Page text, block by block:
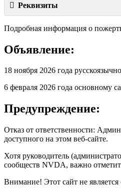
Реквизиты
Подробная информация о
Объявление:
18 ноября 2026 года
6 февраля 2026 года основному
Предупреждение:
Отказ от ответственности:
доступного на этом веб-сайте.
Хотя руководитель
сообществ NVDA, важно
Внимание! Этот сайт не